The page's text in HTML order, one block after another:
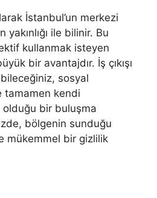
İstanbul’un merkezi
yakınlığı ile bilinir. Bu
kullanmak isteyen
bir avantajdır. İş çıkışı
sosyal
tamamen kendi
olduğu bir buluşma
bölgenin sunduğu
mükemmel bir gizlilik